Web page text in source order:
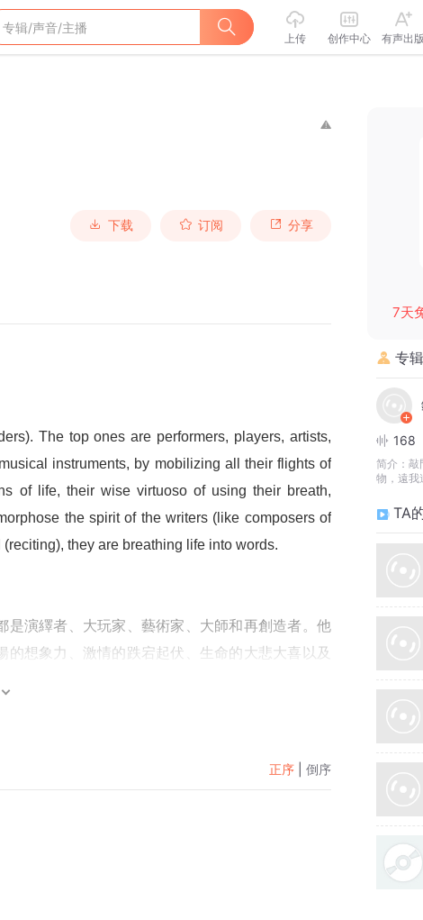
上传 创作中心 有声出版
下载 订阅 分享
The top ones are performers, players, artists,
instruments, by mobilizing all their flights of
of life, their wise virtuoso of using their breath,
the spirit of the writers (like composers of
they are breathing life into words.
演繹者、大玩家、藝術家、大師和再創造者。他
想象力、激情的跌宕起伏、生命的大悲大喜以及
正序 倒序
7天
专
168
简介： 敲
物，遠我
TA